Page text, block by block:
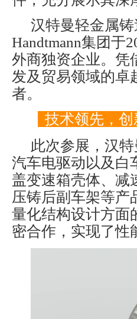
汉特曼轻金属
Handtmann集团于
外商独资企业。凭
发及贸易领域的卓
者。
技术领先，
此次参展，汉
汽车电驱动以及白
盖变速箱壳体、减
压铸后副车架等产
量化结构设计方面
密合作，实现了性